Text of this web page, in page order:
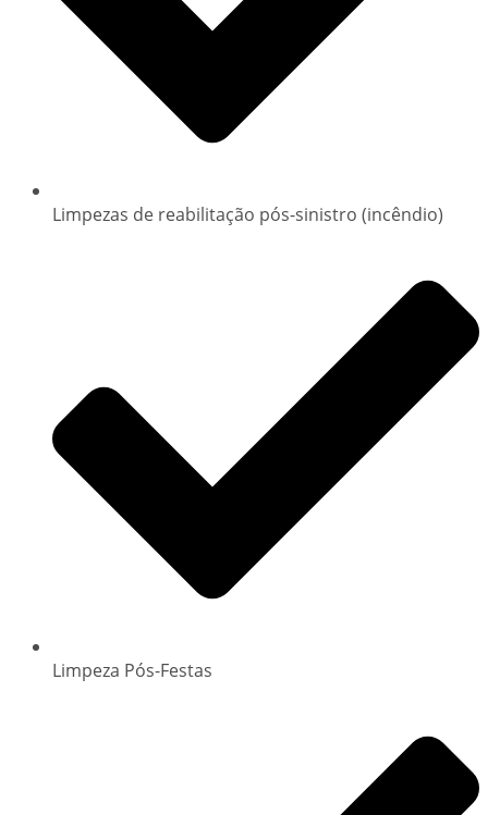
Limpezas de reabilitação pós-sinistro (incêndio)
Limpeza Pós-Festas